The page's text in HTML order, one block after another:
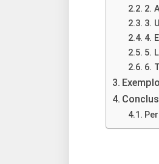
2.
3.
4.
5.
6.